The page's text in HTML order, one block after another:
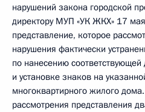
нарушений закона городской
директору МУП «УК ЖКХ» 17
представление, которое
нарушения фактически
по нанесению
и установке знаков на
многоквартирного жилого
рассмотрения представления